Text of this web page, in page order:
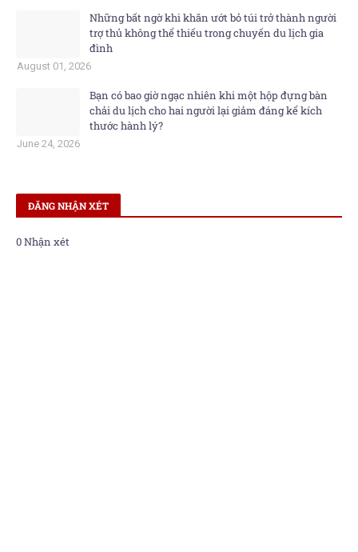
Những bất ngờ khi khăn ướt bỏ túi trở thành người
trợ thủ không thể thiếu trong chuyến du lịch gia
đình
August 01, 2026
Bạn có bao giờ ngạc nhiên khi một hộp đựng bàn
chải du lịch cho hai người lại giảm đáng kể kích
thước hành lý?
June 24, 2026
ĐĂNG NHẬN XÉT
0 Nhận xét